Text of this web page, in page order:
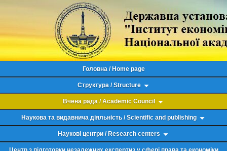
Головна / Home page
Структура / Structure
Вчена рада / Academic Council
Наукова та видавнича діяльність / Scientific and publishing
Наукові центри / Research centers